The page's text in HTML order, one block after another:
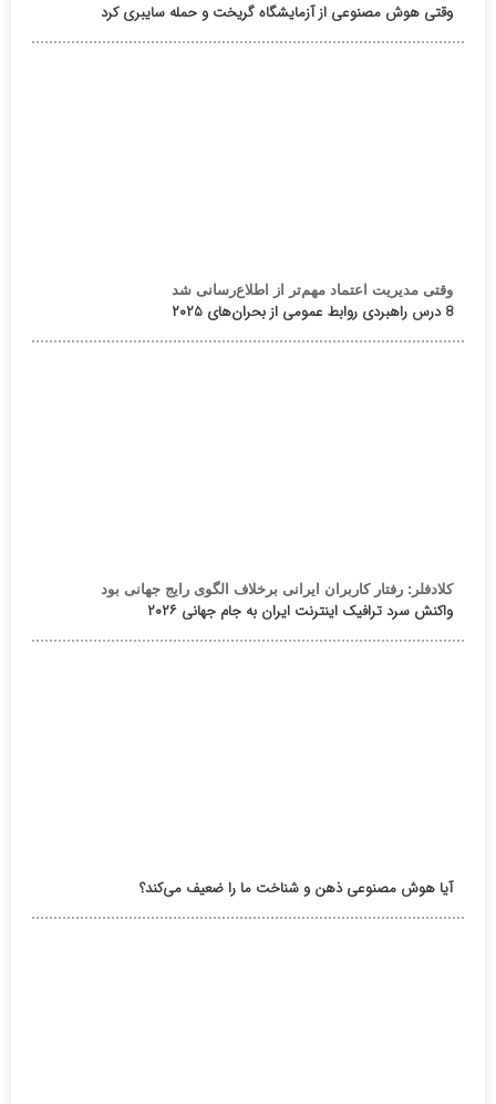
وقتی هوش مصنوعی از آزمایشگاه گریخت و حمله سایبری کرد
وقتی مدیریت اعتماد مهم‌تر از اطلاع‌رسانی شد
8 درس راهبردی روابط عمومی از بحران‌های ۲۰۲۵
کلادفلر: رفتار کاربران ایرانی برخلاف الگوی رایج جهانی بود
واکنش سرد ترافیک اینترنت ایران به جام جهانی ۲۰۲۶
آیا هوش مصنوعی ذهن و شناخت ما را ضعیف می‌کند؟